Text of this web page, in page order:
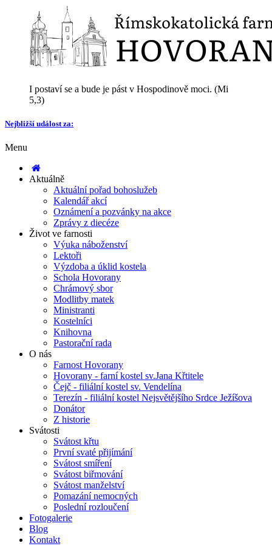
I postaví se a bude je pást v Hospodinově moci. (Mi
5,3)
Nejbližší událost za:
Menu
Aktuálně
Aktuální pořad bohoslužeb
Kalendář akcí
Oznámení a pozvánky na akce
Zprávy z diecéze
Život ve farnosti
Výuka náboženství
Lektoři
Výzdoba a úklid kostela
Schola Hovorany
Chrámový sbor
Modlitby matek
Ministranti
Kostelníci
Knihovna
Pastorační rada
O nás
Farnost Hovorany
Hovorany - farní kostel sv.Jana Křtitele
Čejč - filiální kostel sv. Vendelína
Terezín - filiální kostel Nejsvětějšího Srdce Ježíšova
Donátor
Z historie
Svátosti
Svátost křtu
První svaté přijímání
Svátost smíření
Svátost biřmování
Svátost manželství
Pomazání nemocných
Poslední rozloučení
Fotogalerie
Blog
Kontakt